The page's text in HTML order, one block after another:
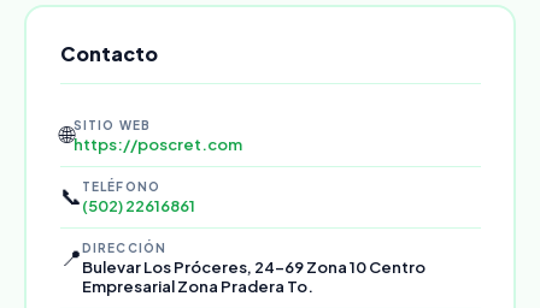
Contacto
🌐SITIO WEB
https://poscret.com
📞 TELÉFONO
(502) 22616861
📍DIRECCIÓN
Bulevar Los Próceres, 24-69 Zona 10 Centro
Empresarial Zona Pradera To.